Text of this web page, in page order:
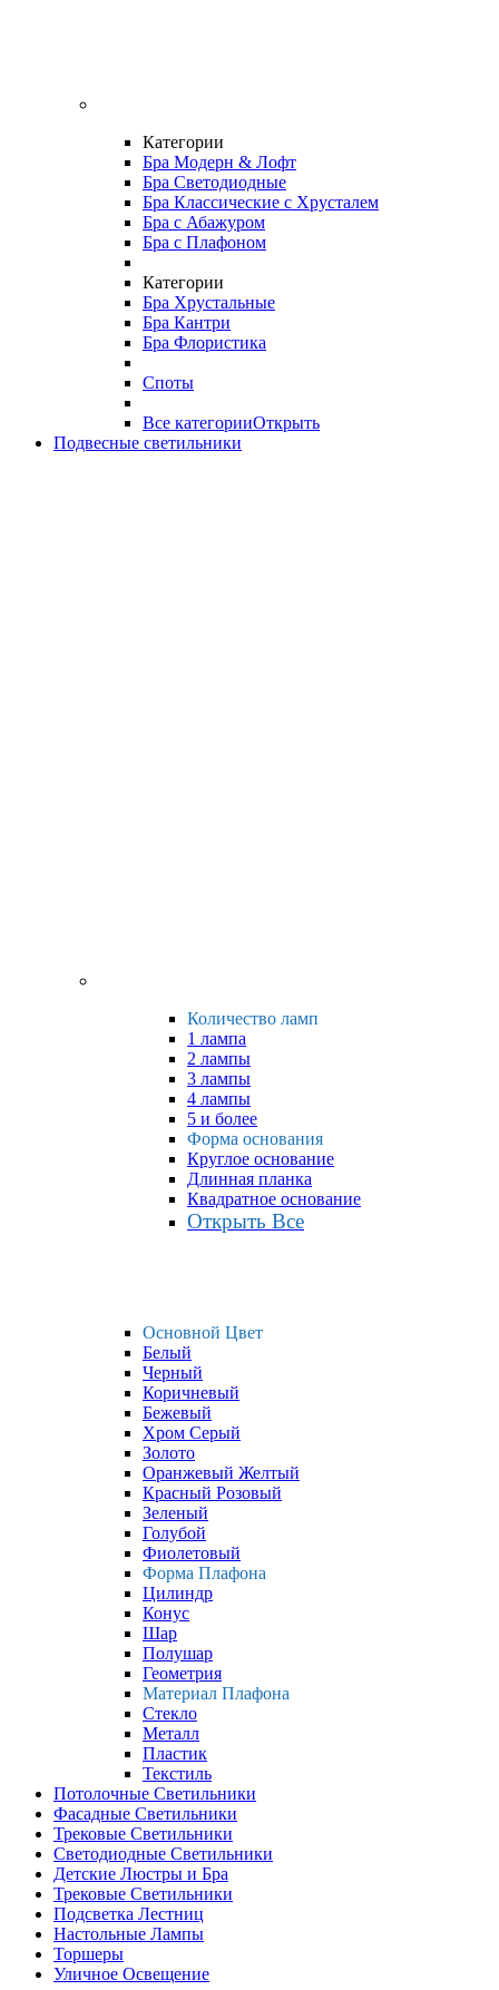
Категории
Бра Модерн & Лофт
Бра Светодиодные
Бра Классические с Хрусталем
Бра с Абажуром
Бра с Плафоном
Категории
Бра Хрустальные
Бра Кантри
Бра Флористика
Споты
Все категорииОткрыть
Подвесные светильники
Количество ламп
1 лампа
2 лампы
3 лампы
4 лампы
5 и более
Форма основания
Круглое основание
Длинная планка
Квадратное основание
Открыть Все
Основной Цвет
Белый
Черный
Коричневый
Бежевый
Хром Серый
Золото
Оранжевый Желтый
Красный Розовый
Зеленый
Голубой
Фиолетовый
Форма Плафона
Цилиндр
Конус
Шар
Полушар
Геометрия
Материал Плафона
Стекло
Металл
Пластик
Текстиль
Потолочные Светильники
Фасадные Светильники
Трековые Светильники
Светодиодные Светильники
Детские Люстры и Бра
Трековые Светильники
Подсветка Лестниц
Настольные Лампы
Торшеры
Уличное Освещение